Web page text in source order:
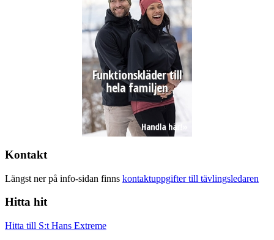
Kontakt
Längst ner på info-sidan finns kontaktuppgifter till tävlingsledaren
Hitta hit
Hitta till S:t Hans Extreme